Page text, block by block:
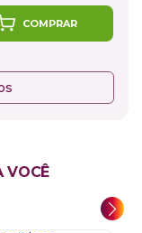
COMPRAR
VOCÊ